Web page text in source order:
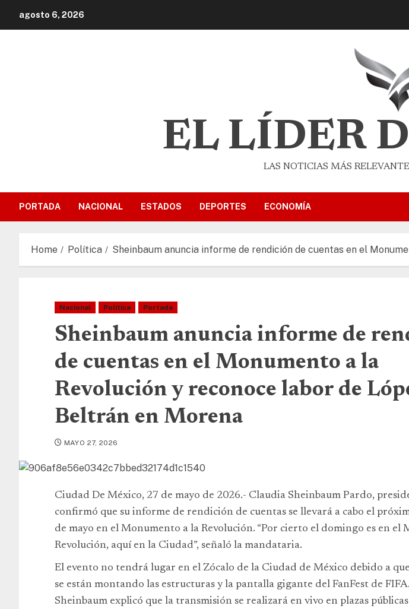
agosto 6, 2026
EL LÍDER
LAS NOTICIAS MÁS
PORTADA NACIONAL ESTADOS DEPORTES ECONOMÍA
Home Política Sheinbaum anuncia informe de rendición de cuentas en el
Nacional Política Portada
Sheinbaum anuncia informe de
de cuentas en el Monumento a la
Revolución y reconoce labor de
Beltrán en Morena
MAYO 27, 2026
Ciudad De México, 27 de mayo de 2026.- Claudia Sheinbaum Pardo,
confirmó que su informe de rendición de cuentas se llevará a cabo el
de mayo en el Monumento a la Revolución. “Por cierto el domingo es en el
Revolución, aquí en la Ciudad”, señaló la mandataria.
El evento no tendrá lugar en el Zócalo de la Ciudad de México debido a que
se están montando las estructuras y la pantalla gigante del FanFest de
Sheinbaum explicó que la transmisión se realizará en vivo en plazas